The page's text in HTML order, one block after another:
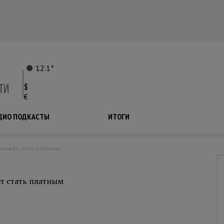
12.1°
$
€
ПОДКАСТЫ
ИТОГИ
стать платным
стать платным